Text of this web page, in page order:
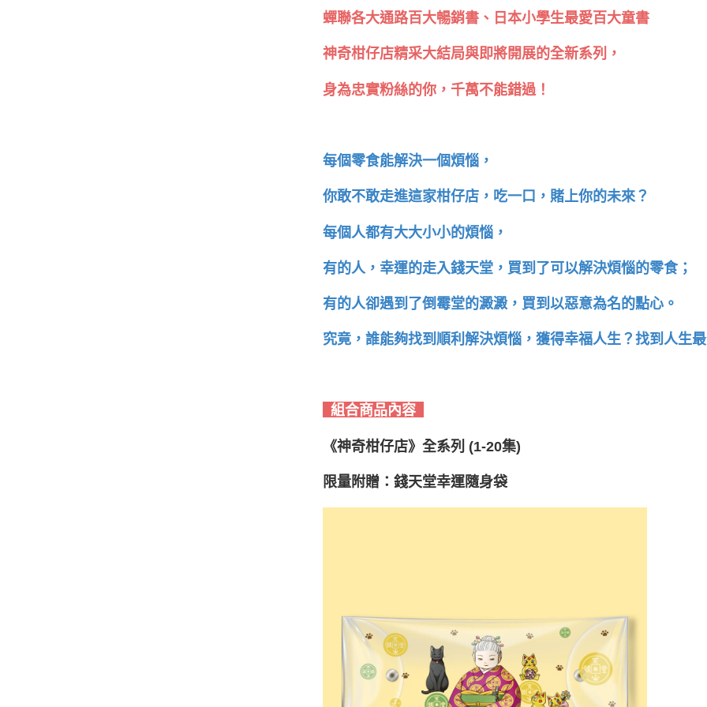
蟬聯各大通路百大暢銷書、日本小學生最愛百大童書
神奇柑仔店精采大結局與即將開展的全新系列，
身為忠實粉絲的你，千萬不能錯過！
每個零食能解決一個煩惱，
你敢不敢走進這家柑仔店，吃一口，賭上你的未來？
每個人都有大大小小的煩惱，
有的人，幸運的走入錢天堂，買到了可以解決煩惱的零食；
有的人卻遇到了倒霉堂的澱澱，買到以惡意為名的點心。
究竟，誰能夠找到順利解決煩惱，獲得幸福人生？找到人生
組合商品內容
《神奇柑仔店》全系列 (1-20集)
限量附贈：錢天堂幸運隨身袋